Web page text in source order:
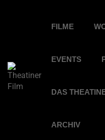
FILME
EVENTS
DAS
ARCHIV